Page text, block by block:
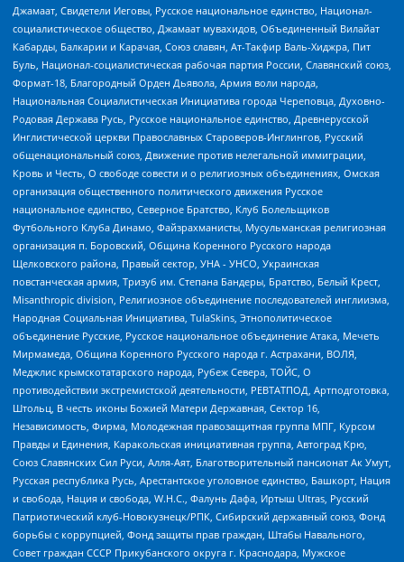
Джамаат, Свидетели Иеговы, Русское национальное единство, Национал-
социалистическое общество, Джамаат мувахидов, Объединенный Вилайат
Кабарды, Балкарии и Карачая, Союз славян, Ат-Такфир Валь-Хиджра, Пит
Буль, Национал-социалистическая рабочая партия России, Славянский союз,
Формат-18, Благородный Орден Дьявола, Армия воли народа,
Национальная Социалистическая Инициатива города Череповца, Духовно-
Родовая Держава Русь, Русское национальное единство, Древнерусской
Инглистической церкви Православных Староверов-Инглингов, Русский
общенациональный союз, Движение против нелегальной иммиграции,
Кровь и Честь, О свободе совести и о религиозных объединениях, Омская
организация общественного политического движения Русское
национальное единство, Северное Братство, Клуб Болельщиков
Футбольного Клуба Динамо, Файзрахманисты, Мусульманская религиозная
организация п. Боровский, Община Коренного Русского народа
Щелковского района, Правый сектор, УНА - УНСО, Украинская
повстанческая армия, Тризуб им. Степана Бандеры, Братство, Белый Крест,
Misanthropic division, Религиозное объединение последователей инглиизма,
Народная Социальная Инициатива, TulaSkins, Этнополитическое
объединение Русские, Русское национальное объединение Атака, Мечеть
Мирмамеда, Община Коренного Русского народа г. Астрахани, ВОЛЯ,
Меджлис крымскотатарского народа, Рубеж Севера, ТОЙС, О
противодействии экстремистской деятельности, РЕВТАТПОД, Артподготовка,
Штольц, В честь иконы Божией Матери Державная, Сектор 16,
Независимость, Фирма, Молодежная правозащитная группа МПГ, Курсом
Правды и Единения, Каракольская инициативная группа, Автоград Крю,
Союз Славянских Сил Руси, Алля-Аят, Благотворительный пансионат Ак Умут,
Русская республика Русь, Арестантское уголовное единство, Башкорт, Нация
и свобода, Нация и свобода, W.H.С., Фалунь Дафа, Иртыш Ultras, Русский
Патриотический клуб-Новокузнецк/РПК, Сибирский державный союз, Фонд
борьбы с коррупцией, Фонд защиты прав граждан, Штабы Навального,
Совет граждан СССР Прикубанского округа г. Краснодара, Мужское